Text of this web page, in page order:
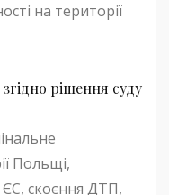
на території
рішення суду
Польщі,
ЄС, скоєння ДТП,